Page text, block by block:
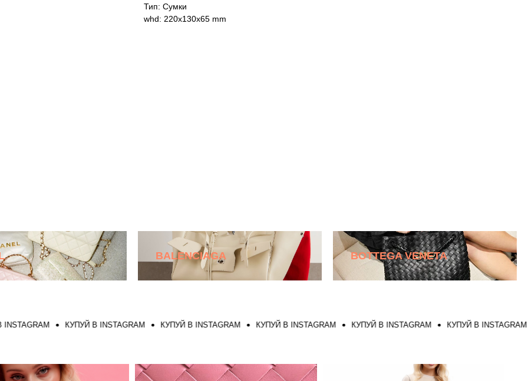
Тип: Сумки
whd: 220x130x65 mm
BALENCIAGA BOTTEGA VENETA
КУПУЙ В INSTAGRAM КУПУЙ В INSTAGRAM КУПУЙ В INSTAGRAM КУПУЙ В INSTAGRAM КУПУЙ В INSTAGRAM